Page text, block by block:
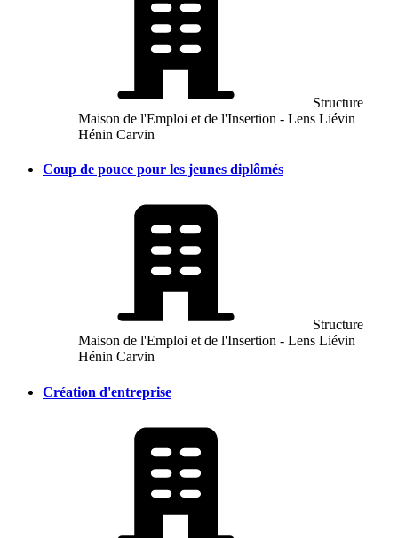
Structure
Maison de l'Emploi et de l'Insertion - Lens Liévin
Hénin Carvin
Coup de pouce pour les jeunes diplômés
Structure
Maison de l'Emploi et de l'Insertion - Lens Liévin
Hénin Carvin
Création d'entreprise